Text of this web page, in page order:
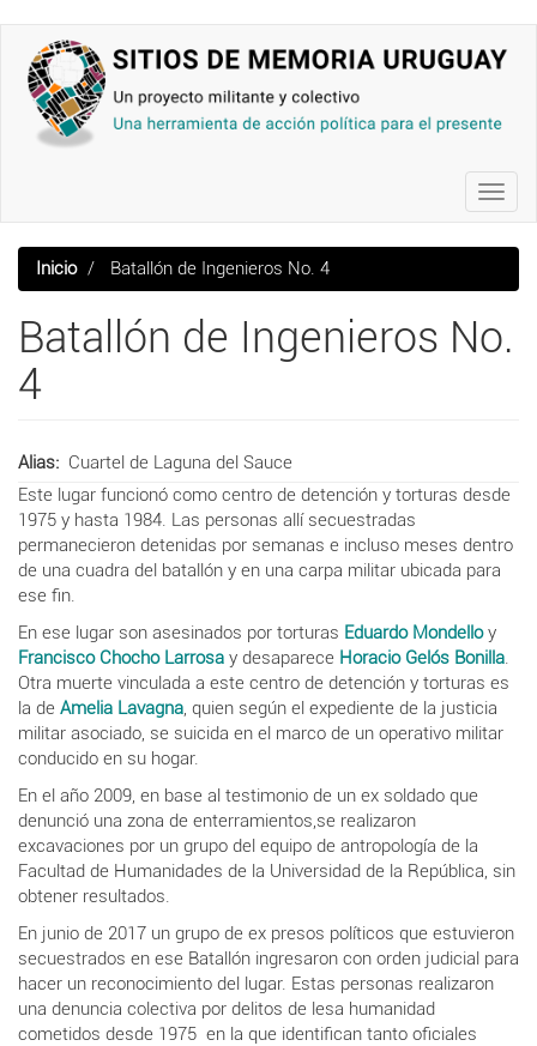
contenido
principal
Inicio Batallón de Ingenieros No. 4
Batallón de Ingenieros No.
4
Alias
Cuartel de Laguna del Sauce
Este lugar funcionó como centro de detención y torturas desde
1975 y hasta 1984. Las personas allí secuestradas
permanecieron detenidas por semanas e incluso meses dentro
de una cuadra del batallón y en una carpa militar ubicada para
ese fin.
En ese lugar son asesinados por torturas Eduardo Mondelloy
Francisco Chocho Larrosa y desaparece Horacio Gelós Bonilla.
Otra muerte vinculada a este centro de detención y torturas es
la de Amelia Lavagna, quien según el expediente de la justicia
militar asociado, se suicida en el marco de un operativo militar
conducido en su hogar.
En el año 2009, en base al testimonio de un ex soldado que
denunció una zona de enterramientos,se realizaron
excavaciones por un grupo del equipo de antropología de la
Facultad de Humanidades de la Universidad de la República, sin
obtener resultados.
En junio de 2017 un grupo de ex presos políticos que estuvieron
secuestrados en ese Batallón ingresaron con orden judicial para
hacer un reconocimiento del lugar. Estas personas realizaron
una denuncia colectiva por delitos de lesa humanidad
cometidos desde 1975 en la que identifican tanto oficiales